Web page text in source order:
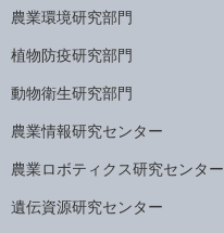
農業環境研究部門
植物防疫研究部門
動物衛生研究部門
農業情報研究センター
農業ロボティクス研究センター
遺伝資源研究センター